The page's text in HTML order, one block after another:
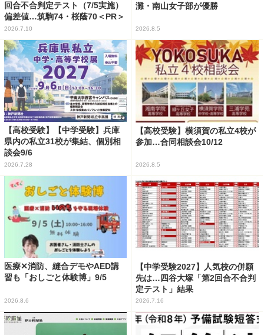
回合不合判定テスト（7/5実施）
偏差値…筑駒74・桜蔭70＜PR＞
2026.7.10
灘・南山女子部が優勝
2026.8.5
【高校受験】【中学受験】兵庫
県内の私立31校が集結、個別相
談会9/6
2026.7.28
【高校受験】横須賀の私立4校が
参加…合同相談会10/12
2026.8.5
医療✕消防、縫合デモやAED講
習も「おしごと体験博」9/5
2026.8.6
【中学受験2027】人気校の併願
先は…四谷大塚「第2回合不合判
定テスト」結果
2026.7.16